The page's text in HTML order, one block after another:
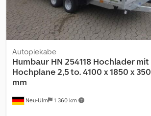
Neu-Ulm 1 360 km
Autopiekabe
Humbaur HN 254118 Hochlader mit
Hochplane 2,5 to. 4100 x 1850 x 350
mm